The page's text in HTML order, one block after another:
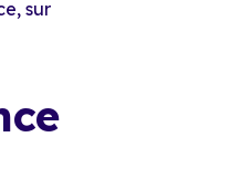
sur